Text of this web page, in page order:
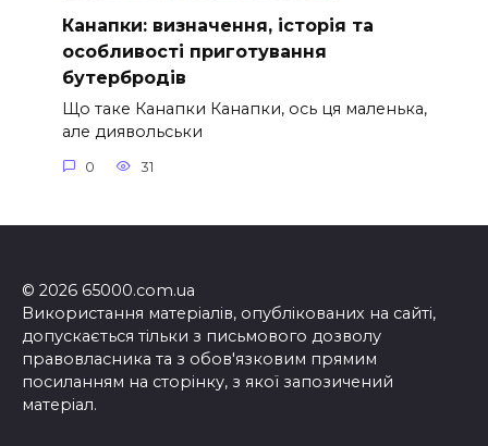
Канапки: визначення, історія та
особливості приготування
бутербродів
Що таке Канапки Канапки, ось ця маленька,
але диявольськи
0 31
© 2026 65000.com.ua
Використання матеріалів, опублікованих на сайті,
допускається тільки з письмового дозволу
правовласника та з обов'язковим прямим
посиланням на сторінку, з якої запозичений
матеріал.